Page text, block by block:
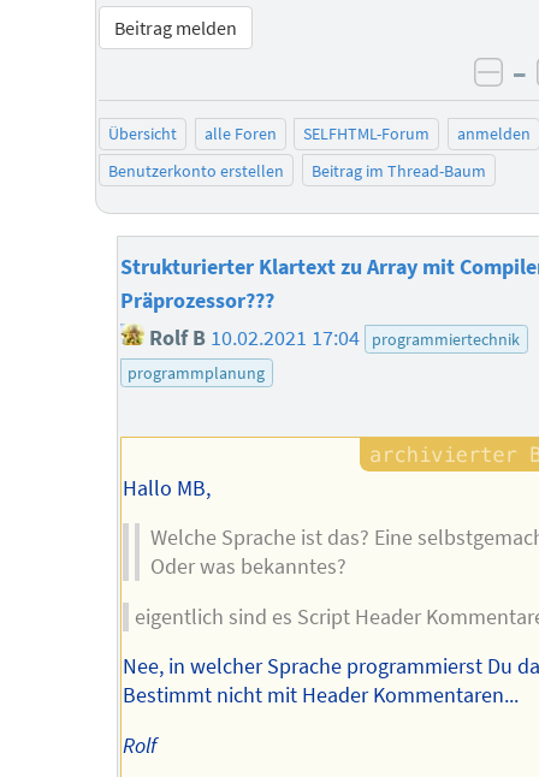
Beitrag melden
–
Übersicht alle Foren SELFHTML-Forum
anmelden
Benutzerkonto erstellen
Beitrag im Thread-Baum
Strukturierter Klartext zu Array mit
Präprozessor???
Rolf B 10.02.2021 17:04
programmiertechnik
programmplanung
Hallo MB,
Welche Sprache ist das? Eine
Oder was bekanntes?
eigentlich sind es Script Header
Nee, in welcher Sprache programmierst Du
Bestimmt nicht mit Header Kommentaren...
Rolf